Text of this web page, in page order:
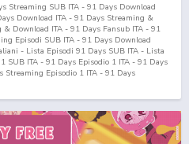
Streaming SUB ITA - 91 Days Download
Download ITA - 91 Days Streaming &
Download ITA - 91 Days Fansub ITA - 91
Episodi SUB ITA - 91 Days Download
- Lista Episodi 91 Days SUB ITA - Lista
1 SUB ITA - 91 Days Episodio 1 ITA - 91 Days
Streaming Episodio 1 ITA - 91 Days